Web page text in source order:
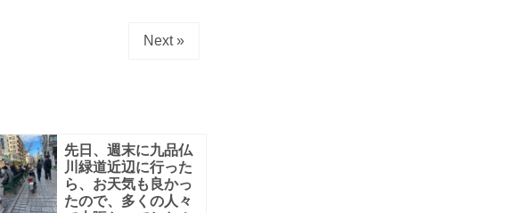
Next »
先日、週末に九品仏
川緑道近辺に行った
ら、お天気も良かっ
たので、多くの人々